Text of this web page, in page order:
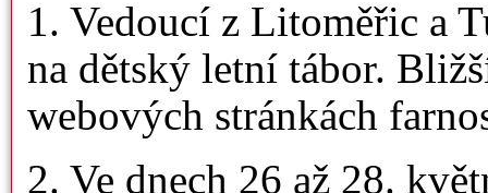
1. Vedoucí z Litoměřic a
na dětský letní tábor.
webových stránkách
2. Ve dnech 26 až 28.